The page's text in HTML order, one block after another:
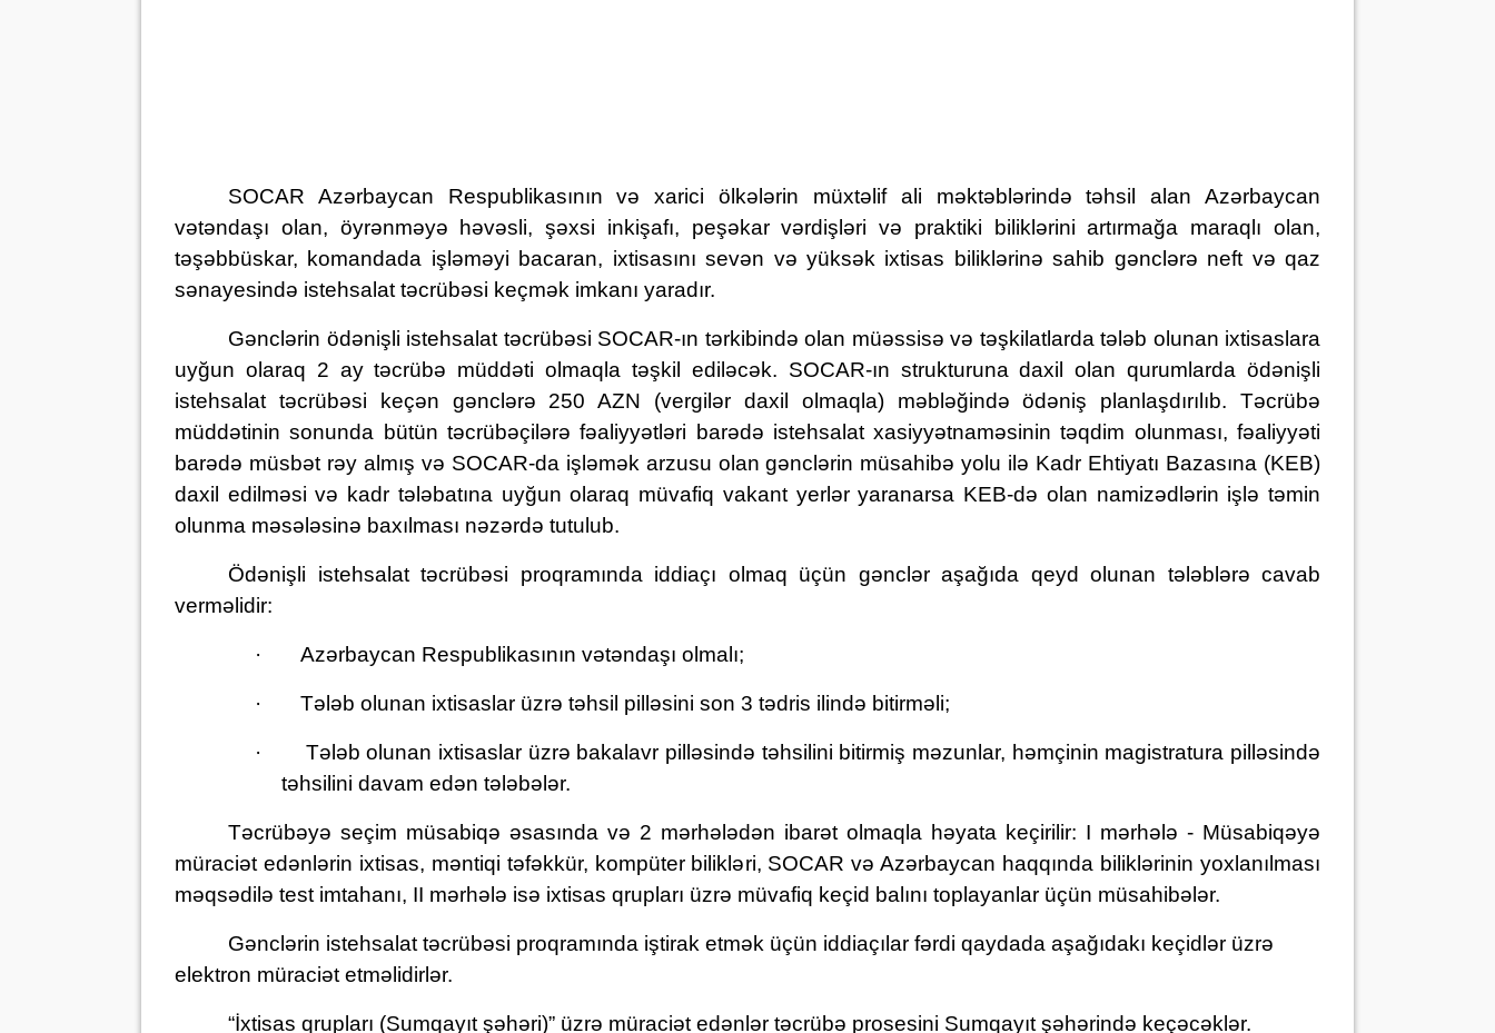
SOCAR Azərbaycan Respublikasının və xarici ölkələrin müxtəlif ali məktəblərində təhsil alan Azərbaycan
vətəndaşı olan, öyrənməyə həvəsli, şəxsi inkişafı, peşəkar vərdişləri və praktiki biliklərini artırmağa maraqlı olan,
təşəbbüskar, komandada işləməyi bacaran, ixtisasını sevən və yüksək ixtisas biliklərinə sahib gənclərə neft və qaz
sənayesində istehsalat təcrübəsi keçmək imkanı yaradır.
Gənclərin ödənişli istehsalat təcrübəsi SOCAR-ın tərkibində olan müəssisə və təşkilatlarda tələb olunan ixtisaslara
uyğun olaraq 2 ay təcrübə müddəti olmaqla təşkil ediləcək. SOCAR-ın strukturuna daxil olan qurumlarda ödənişli
istehsalat təcrübəsi keçən gənclərə 250 AZN (vergilər daxil olmaqla) məbləğində ödəniş planlaşdırılıb. Təcrübə
müddətinin sonunda bütün təcrübəçilərə fəaliyyətləri barədə istehsalat xasiyyətnaməsinin təqdim olunması, fəaliyyəti
barədə müsbət rəy almış və SOCAR-da işləmək arzusu olan gənclərin müsahibə yolu ilə Kadr Ehtiyatı Bazasına (KEB)
daxil edilməsi və kadr tələbatına uyğun olaraq müvafiq vakant yerlər yaranarsa KEB-də olan namizədlərin işlə təmin
olunma məsələsinə baxılması nəzərdə tutulub.
Ödənişli istehsalat təcrübəsi proqramında iddiaçı olmaq üçün gənclər aşağıda qeyd olunan tələblərə cavab
verməlidir:
· Azərbaycan Respublikasının vətəndaşı olmalı;
· Tələb olunan ixtisaslar üzrə təhsil pilləsini son 3 tədris ilində bitirməli;
·
Tələb olunan ixtisaslar üzrə bakalavr pilləsində təhsilini bitirmiş məzunlar, həmçinin magistratura pilləsində
təhsilini davam edən tələbələr.
Təcrübəyə seçim müsabiqə əsasında və 2 mərhələdən ibarət olmaqla həyata keçirilir: I mərhələ - Müsabiqəyə
müraciət edənlərin ixtisas, məntiqi təfəkkür, kompüter bilikləri, SOCAR və Azərbaycan haqqında biliklərinin yoxlanılması
məqsədilə test imtahanı, II mərhələ isə ixtisas qrupları üzrə müvafiq keçid balını toplayanlar üçün müsahibəl ər.
Gənclərin istehsalat təcrübəsi proqramında iştirak etmək üçün iddiaçılar fərdi qaydada aşağıdakı keçidlər üzrə
elektron müraciət etməlidirlər.
“İxtisas qrupları (Sumqayıt şəhəri)” üzrə müraciət edənlər təcrübə prosesini Sumqayıt şəhərində keçəcəklər.